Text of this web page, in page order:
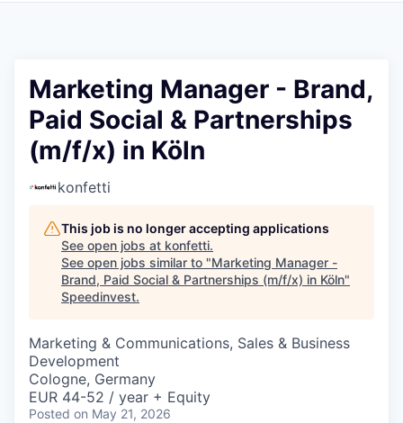
Marketing Manager - Brand,
Paid Social & Partnerships
(m/f/x) in Köln
konfetti
This job is no longer accepting applications
See open jobs at konfetti.
See open jobs similar to "Marketing Manager -
Brand, Paid Social & Partnerships (m/f/x) in Köln"
Speedinvest.
Marketing & Communications, Sales & Business
Development
Cologne, Germany
EUR 44-52 / year + Equity
Posted on May 21, 2026